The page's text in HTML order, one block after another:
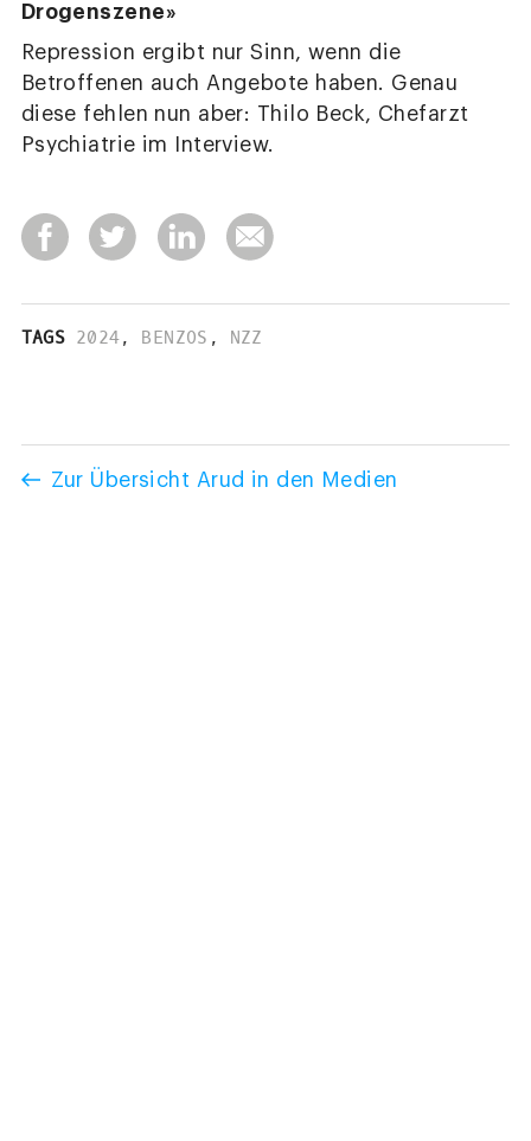
Drogenszene»
Repression ergibt nur Sinn, wenn die
Betroffenen auch Angebote haben. Genau
diese fehlen nun aber: Thilo Beck, Chefarzt
Psychiatrie im Interview.
TAGS 2024, BENZOS , NZZ
Zur Übersicht Arud in den Medien